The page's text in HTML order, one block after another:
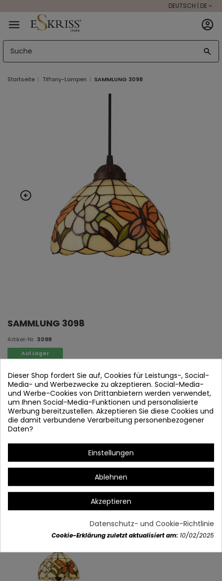
DEUTSCH | DE
Startseite Tiffany-Lampen SAMMLUNG 3098
SAMMLUNG 3098
Artikel-Nr. 3098
Auf Lager
1L Anhänger
Kristall Tiffany Original
Schwarze Schokolade Gefunden
1 x E27 (Bombilla nicht enthalten)
20 x 20 x (H 100 max.) cm
Artikeldetails
Vielleicht gefällt Ihnen auch
Dieser Shop fordert Sie auf, Cookies für Leistungs-, Social-
Media- und Werbezwecke zu akzeptieren. Social-Media-
und Werbe-Cookies von Drittanbietern werden verwendet,
um Ihnen Social-Media-Funktionen und personalisierte
Werbung bereitzustellen. Akzeptieren Sie diese Cookies und
die damit verbundene Verarbeitung personenbezogener
Daten?
Einstellungen
Ablehnen
Akzeptieren
Datenschutz- und Cookie-Richtlinie
Cookie-Erklärung zuletzt aktualisiert am: 10/02/2025